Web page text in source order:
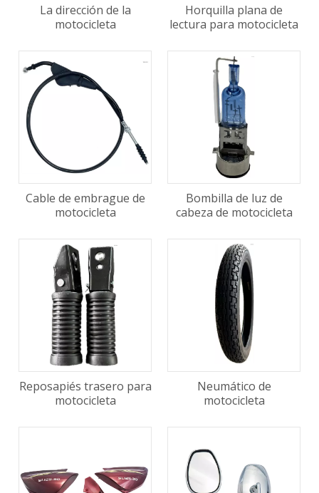
La dirección de la
motocicleta
Horquilla plana de
lectura para motocicleta
Cable de embrague de
motocicleta
Bombilla de luz de
cabeza de motocicleta
Reposapiés trasero para
motocicleta
Neumático de
motocicleta